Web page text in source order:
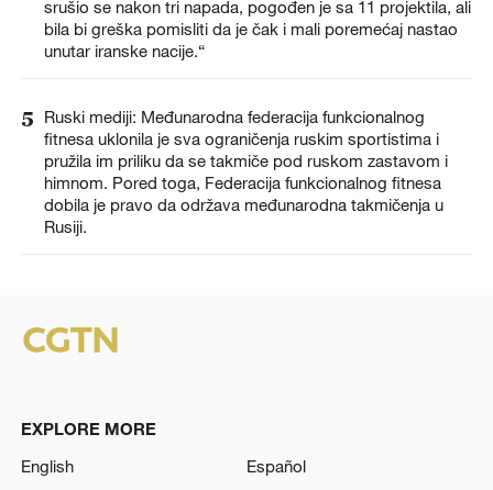
srušio se nakon tri napada, pogođen je sa 11 projektila, ali
bila bi greška pomisliti da je čak i mali poremećaj nastao
unutar iranske nacije.“
5
Ruski mediji: Međunarodna federacija funkcionalnog
fitnesa uklonila je sva ograničenja ruskim sportistima i
pružila im priliku da se takmiče pod ruskom zastavom i
himnom. Pored toga, Federacija funkcionalnog fitnesa
dobila je pravo da održava međunarodna takmičenja u
Rusiji.
EXPLORE MORE
English
Español